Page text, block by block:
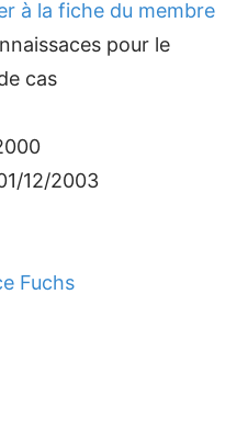
à la fiche du membre
pour le
cas
12/2003
Fuchs